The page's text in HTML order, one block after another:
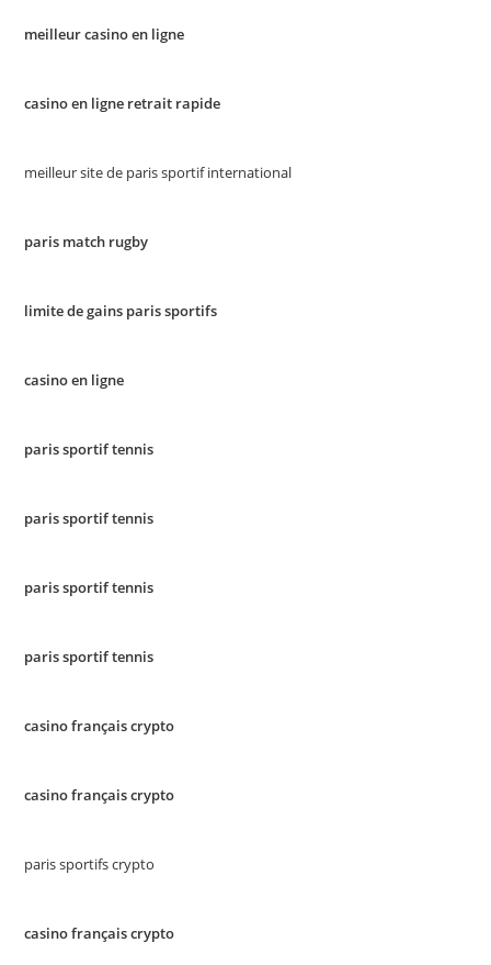
meilleur casino en ligne
casino en ligne retrait rapide
meilleur site de paris sportif international
paris match rugby
limite de gains paris sportifs
casino en ligne
paris sportif tennis
paris sportif tennis
paris sportif tennis
paris sportif tennis
casino français crypto
casino français crypto
paris sportifs crypto
casino français crypto